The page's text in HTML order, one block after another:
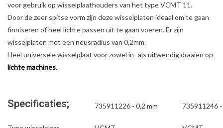
voor gebruik op wisselplaathouders van het type VCMT 11.
Door de zeer spitse vorm zijn deze wisselplaten ideaal om te gaan
finniseren of heel lichte passen uit te gaan voeren. Er zijn
wisselplaten met een neusradius van 0,2mm.
Heel universele wisselplaat voor zowel in- als uitwendig draaien op
lichte machines.
Specificaties; 735911226 - 0,2 mm 735911246 -